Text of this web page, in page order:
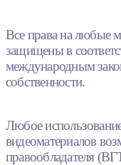
Все права на любые
защищены в
международным
собственности.
Любое
видеоматериалов
правообладателя